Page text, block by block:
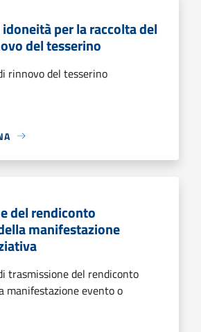
per la raccolta del
del tesserino
rinnovo del tesserino
del rendiconto
manifestazione
trasmissione del rendiconto
manifestazione evento o